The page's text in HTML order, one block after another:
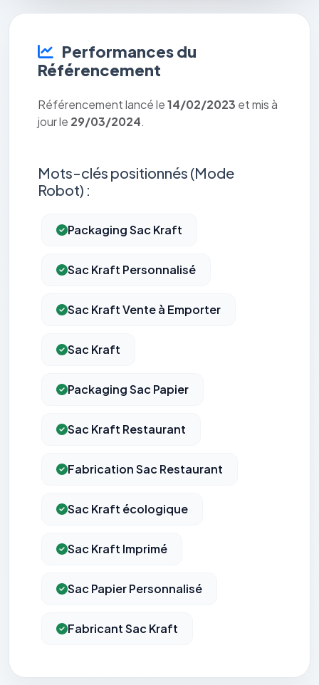
Performances du
Référencement
Référencement lancé le14/02/2023 et mis à
jour le 29/03/2024.
Mots-clés positionnés (Mode
Robot) :
Packaging Sac Kraft
Sac Kraft Personnalisé
Sac Kraft Vente à Emporter
Sac Kraft
Packaging Sac Papier
Sac Kraft Restaurant
Fabrication Sac Restaurant
Sac Kraft écologique
Sac Kraft Imprimé
Sac Papier Personnalisé
Fabricant Sac Kraft